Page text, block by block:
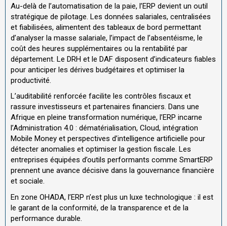
Au-delà de l’automatisation de la paie, l’ERP devient un outil
stratégique de pilotage. Les données salariales, centralisées
et fiabilisées, alimentent des tableaux de bord permettant
d’analyser la masse salariale, l’impact de l’absentéisme, le
coût des heures supplémentaires ou la rentabilité par
département. Le DRH et le DAF disposent d’indicateurs fiables
pour anticiper les dérives budgétaires et optimiser la
productivité.
L’auditabilité renforcée facilite les contrôles fiscaux et
rassure investisseurs et partenaires financiers. Dans une
Afrique en pleine transformation numérique, l’ERP incarne
l’Administration 4.0 : dématérialisation, Cloud, intégration
Mobile Money et perspectives d’intelligence artificielle pour
détecter anomalies et optimiser la gestion fiscale. Les
entreprises équipées d’outils performants comme SmartERP
prennent une avance décisive dans la gouvernance financière
et sociale.
En zone OHADA, l’ERP n’est plus un luxe technologique : il est
le garant de la conformité, de la transparence et de la
performance durable.